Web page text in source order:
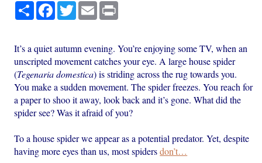
PartagerFacebook
TwitterEmail
It’s a quiet autumn evening. You’re enjoying some TV, when an
unscripted movement catches your eye. A large house spider
(Tegenaria domestica) is striding across the rug towards you.
You make a sudden movement. The spider freezes. You reach for
a paper to shoo it away, look back and it’s gone. What did the
spider see? Was it afraid of you?
To a house spider we appear as a potential predator. Yet, despite
having more eyes than us, most spidersdon’t…